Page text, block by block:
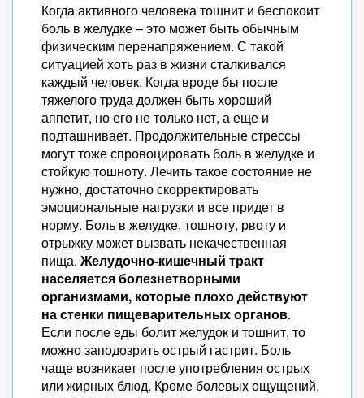
Когда активного человека тошнит и беспокоит
боль в желудке – это может быть обычным
физическим перенапряжением. С такой
ситуацией хоть раз в жизни сталкивался
каждый человек. Когда вроде бы после
тяжелого труда должен быть хороший
аппетит, но его не только нет, а еще и
подташнивает. Продолжительные стрессы
могут тоже спровоцировать боль в желудке и
стойкую тошноту. Лечить такое состояние не
нужно, достаточно скорректировать
эмоциональные нагрузки и все придет в
норму. Боль в желудке, тошноту, рвоту и
отрыжку может вызвать некачественная
пища. Желудочно-кишечный тракт
населяется болезнетворными
организмами, которые плохо действуют
на стенки пищеварительных органов.
Если после еды болит желудок и тошнит, то
можно заподозрить острый гастрит. Боль
чаще возникает после употребления острых
или жирных блюд. Кроме болевых ощущений,